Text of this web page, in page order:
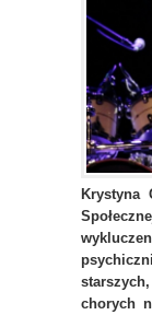
Krystyna
chorych